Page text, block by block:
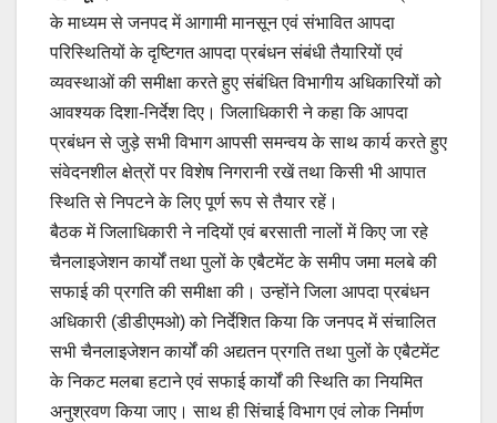
के माध्यम से जनपद में आगामी मानसून एवं संभावित आपदा
परिस्थितियों के दृष्टिगत आपदा प्रबंधन संबंधी तैयारियों एवं
व्यवस्थाओं की समीक्षा करते हुए संबंधित विभागीय अधिकारियों को
आवश्यक दिशा-निर्देश दिए। जिलाधिकारी ने कहा कि आपदा
प्रबंधन से जुड़े सभी विभाग आपसी समन्वय के साथ कार्य करते हुए
संवेदनशील क्षेत्रों पर विशेष निगरानी रखें तथा किसी भी आपात
स्थिति से निपटने के लिए पूर्ण रूप से तैयार रहें।
बैठक में जिलाधिकारी ने नदियों एवं बरसाती नालों में किए जा रहे
चैनलाइजेशन कार्यों तथा पुलों के एबैटमेंट के समीप जमा मलबे की
सफाई की प्रगति की समीक्षा की। उन्होंने जिला आपदा प्रबंधन
अधिकारी (डीडीएमओ) को निर्देशित किया कि जनपद में संचालित
सभी चैनलाइजेशन कार्यों की अद्यतन प्रगति तथा पुलों के एबैटमेंट
के निकट मलबा हटाने एवं सफाई कार्यों की स्थिति का नियमित
अनुश्रवण किया जाए। साथ ही सिंचाई विभाग एवं लोक निर्माण